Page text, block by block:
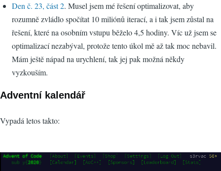
Den č. 23, část 2. Musel jsem mé řešení optimalizovat, aby
rozumně zvládlo spočítat 10 miliónů iterací, a i tak jsem zůstal na
řešení, které na osobním vstupu běželo 4,5 hodiny. Víc už jsem se
optimalizací nezabýval, protože tento úkol mě až tak moc nebavil.
Mám ještě nápad na urychlení, tak jej pak možná někdy
vyzkouším.
Adventní kalendář
Vypadá letos takto: